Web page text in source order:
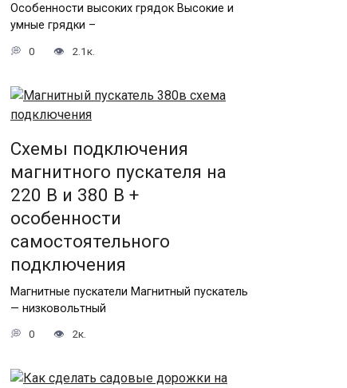
Особенности высоких грядок Высокие и
умные грядки –
0 2.1к.
Схемы подключения
магнитного пускателя на
220 В и 380 В +
особенности
самостоятельного
подключения
Магнитные пускатели Магнитный пускатель
— низковольтный
0 2к.